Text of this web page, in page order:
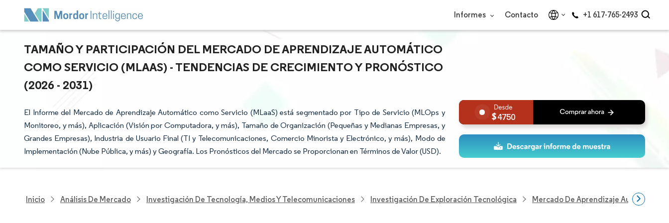
Informes Contacto +1 617-765-2493
TAMAÑO Y PARTICIPACIÓN DEL MERCADO DE APRENDIZAJE AUTOMÁTICO
COMO SERVICIO (MLAAS) - TENDENCIAS DE CRECIMIENTO Y PRONÓSTICO
(2026 - 2031)
El Informe del Mercado de Aprendizaje Automático como Servicio (MLaaS) está segmentado por Tipo de Servicio (MLOps y
Monitoreo, y más), Aplicación (Visión por Computadora, y más), Tamaño de Organización (Pequeñas y Medianas Empresas, y
Grandes Empresas), Industria de Usuario Final (TI y Telecomunicaciones, Comercio Minorista y Electrónico, y más), Modo de
Implementación (Nube Pública, y más) y Geografía. Los Pronósticos del Mercado se Proporcionan en Términos de Valor (USD).
4750
Inicio Análisis De Mercado Investigación De Tecnología, Medios Y Telecomunicaciones Investigación De Exploración Tecnológica Mercado De Aprendizaje Automático